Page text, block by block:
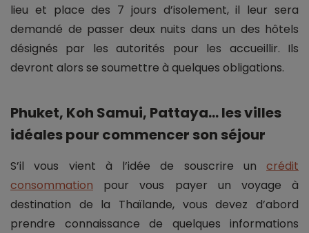
lieu et place des 7 jours d’isolement, il leur sera
demandé de passer deux nuits dans un des hôtels
désignés par les autorités pour les accueillir. Ils
devront alors se soumettre à quelques obligations.
Phuket, Koh Samui, Pattaya… les villes
idéales pour commencer son séjour
S’il vous vient à l’idée de souscrire un crédit
consommation pour vous payer un voyage à
destination de la Thaïlande, vous devez d’abord
prendre connaissance de quelques informations